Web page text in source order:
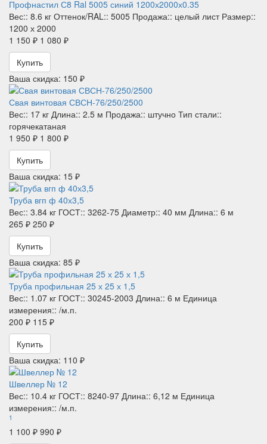
Профнастил С8 Ral 5005 синий 1200х2000х0.35
Вес:: 8.6 кг Оттенок/RAL:: 5005 Продажа:: целый лист Размер::
1200 х 2000
1 150 ₽ 1 080 ₽
Купить
Ваша скидка: 150 ₽
Свая винтовая СВСН-76/250/2500
Вес:: 17 кг Длина:: 2.5 м Продажа:: штучно Тип стали::
горячекатаная
1 950 ₽ 1 800 ₽
Купить
Ваша скидка: 15 ₽
Труба вгп ф 40х3,5
Вес:: 3.84 кг ГОСТ:: 3262-75 Диаметр:: 40 мм Длина:: 6 м
265 ₽ 250 ₽
Купить
Ваша скидка: 85 ₽
Труба профильная 25 х 25 х 1,5
Вес:: 1.07 кг ГОСТ:: 30245-2003 Длина:: 6 м Единица
измерения:: /м.п.
200 ₽ 115 ₽
Купить
Ваша скидка: 110 ₽
Швеллер № 12
Вес:: 10.4 кг ГОСТ:: 8240-97 Длина:: 6,12 м Единица
измерения:: /м.п.
1
1 100 ₽ 990 ₽